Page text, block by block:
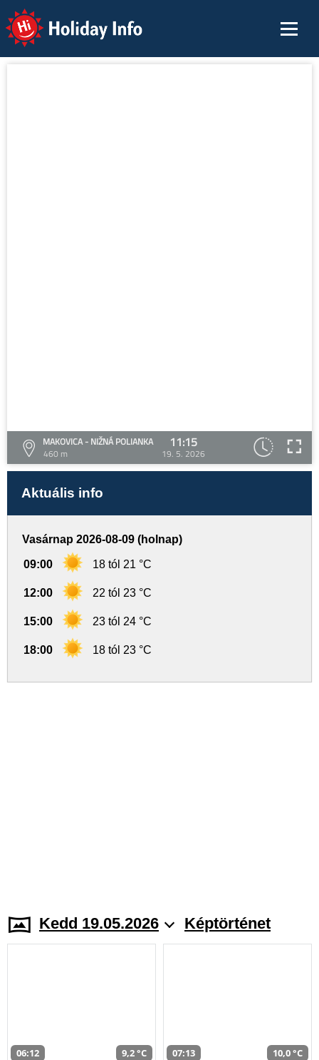
Holiday Info
MAKOVICA - NIŽNÁ POLIANKA
460 m
11:15
19. 5. 2026
Aktuális info
Vasárnap 2026-08-09 (holnap)
09:00 18 tól 21 °C
12:00 22 tól 23 °C
15:00 23 tól 24 °C
18:00 18 tól 23 °C
Kedd 19.05.2026 Képtörténet
06:12 9,2 °C 07:13 10,0 °C